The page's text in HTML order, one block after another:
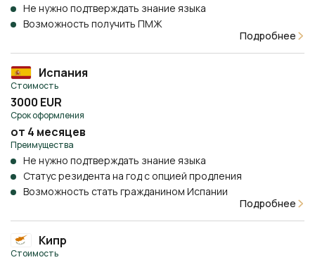
Не нужно подтверждать знание языка
Возможность получить ПМЖ
Подробнее
Испания
Стоимость
3000 EUR
Срок оформления
от 4 месяцев
Преимущества
Не нужно подтверждать знание языка
Статус резидента на год с опцией продления
Возможность стать гражданином Испании
Подробнее
Кипр
Стоимость